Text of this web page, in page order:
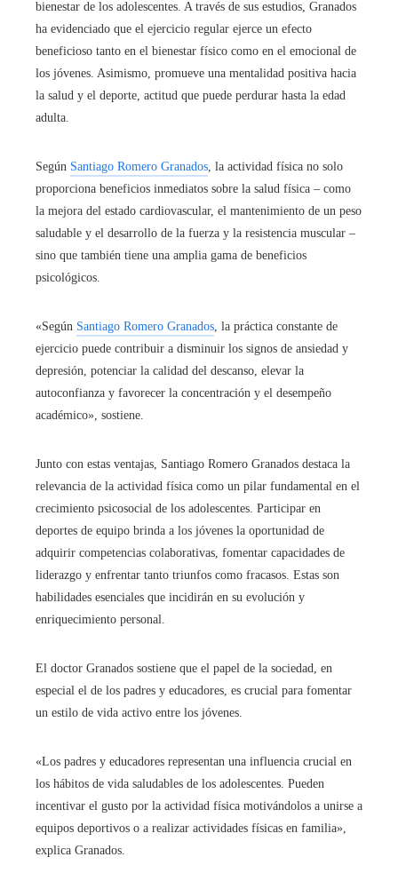
bienestar de los adolescentes. A través de sus estudios, Granados
ha evidenciado que el ejercicio regular ejerce un efecto
beneficioso tanto en el bienestar físico como en el emocional de
los jóvenes. Asimismo, promueve una mentalidad positiva hacia
la salud y el deporte, actitud que puede perdurar hasta la edad
adulta.
Según Santiago Romero Granados, la actividad física no solo
proporciona beneficios inmediatos sobre la salud física – como
la mejora del estado cardiovascular, el mantenimiento de un peso
saludable y el desarrollo de la fuerza y la resistencia muscular –
sino que también tiene una amplia gama de beneficios
psicológicos.
«Según Santiago Romero Granados, la práctica constante de
ejercicio puede contribuir a disminuir los signos de ansiedad y
depresión, potenciar la calidad del descanso, elevar la
autoconfianza y favorecer la concentración y el desempeño
académico», sostiene.
Junto con estas ventajas, Santiago Romero Granados destaca la
relevancia de la actividad física como un pilar fundamental en el
crecimiento psicosocial de los adolescentes. Participar en
deportes de equipo brinda a los jóvenes la oportunidad de
adquirir competencias colaborativas, fomentar capacidades de
liderazgo y enfrentar tanto triunfos como fracasos. Estas son
habilidades esenciales que incidirán en su evolución y
enriquecimiento personal.
El doctor Granados sostiene que el papel de la sociedad, en
especial el de los padres y educadores, es crucial para fomentar
un estilo de vida activo entre los jóvenes.
«Los padres y educadores representan una influencia crucial en
los hábitos de vida saludables de los adolescentes. Pueden
incentivar el gusto por la actividad física motivándolos a unirse a
equipos deportivos o a realizar actividades físicas en familia»,
explica Granados.